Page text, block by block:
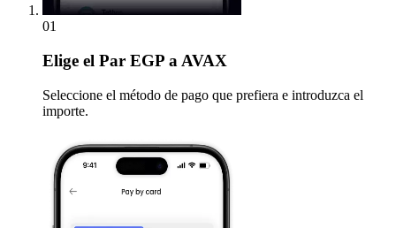
01
Elige el Par EGP a AVAX
Seleccione el método de pago que prefiera e introduzca el
importe.